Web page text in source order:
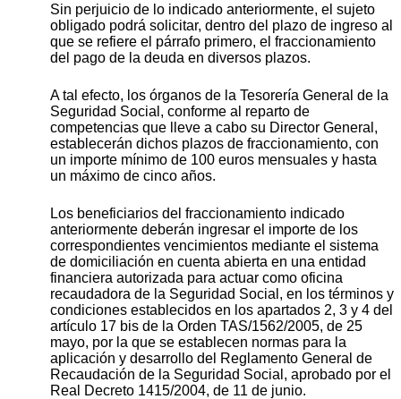
Sin perjuicio de lo indicado anteriormente, el sujeto
obligado podrá solicitar, dentro del plazo de ingreso al
que se refiere el párrafo primero, el fraccionamiento
del pago de la deuda en diversos plazos.
A tal efecto, los órganos de la Tesorería General de la
Seguridad Social, conforme al reparto de
competencias que lleve a cabo su Director General,
establecerán dichos plazos de fraccionamiento, con
un importe mínimo de 100 euros mensuales y hasta
un máximo de cinco años.
Los beneficiarios del fraccionamiento indicado
anteriormente deberán ingresar el importe de los
correspondientes vencimientos mediante el sistema
de domiciliación en cuenta abierta en una entidad
financiera autorizada para actuar como oficina
recaudadora de la Seguridad Social, en los términos y
condiciones establecidos en los apartados 2, 3 y 4 del
artículo 17 bis de la Orden TAS/1562/2005, de 25
mayo, por la que se establecen normas para la
aplicación y desarrollo del Reglamento General de
Recaudación de la Seguridad Social, aprobado por el
Real Decreto 1415/2004, de 11 de junio.